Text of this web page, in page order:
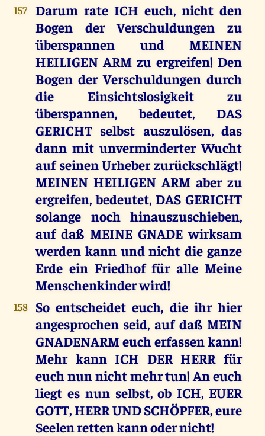
157
Darum rate ICH euch, nicht den
Bogen der Verschuldungen zu
überspannen und MEINEN
HEILIGEN ARM zu ergreifen! Den
Bogen der Verschuldungen durch
die Einsichtslosigkeit zu
überspannen, bedeutet, DAS
GERICHT selbst auszulösen, das
dann mit unverminderter Wucht
auf seinen Urheber zurückschlägt!
MEINEN HEILIGEN ARM aber zu
ergreifen, bedeutet, DAS GERICHT
solange noch hinauszuschieben,
auf daß MEINE GNADE wirksam
werden kann und nicht die ganze
Erde ein Friedhof für alle Meine
Menschenkinder wird!
158
So entscheidet euch, die ihr hier
angesprochen seid, auf daß MEIN
GNADENARM euch erfassen kann!
Mehr kann ICH DER HERR für
euch nun nicht mehr tun! An euch
liegt es nun selbst, ob ICH, EUER
GOTT, HERR UND SCHÖPFER, eure
Seelen retten kann oder nicht!